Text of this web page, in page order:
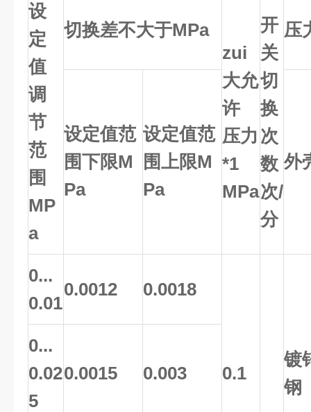
设
定
值
调
节
范
围
MP
a
切换差不大于MPa
zui
大允
许
压力
*1
MPa
开
关
切
换
次
数
次/
分
压
设定值范
围下限M
Pa
设定值范
围上限M
Pa
外
0...
0.01
0.0012 0.0018
0.1
镀
钢
0...
0.02
5
0.0015 0.003